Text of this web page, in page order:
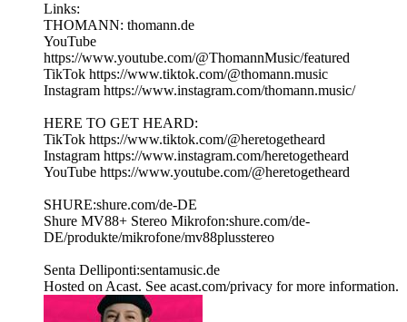
Links:
THOMANN: thomann.de
YouTube
https://www.youtube.com/@ThomannMusic/featured
TikTok https://www.tiktok.com/@thomann.music
Instagram https://www.instagram.com/thomann.music/
HERE TO GET HEARD:
TikTok https://www.tiktok.com/@heretogetheard
Instagram https://www.instagram.com/heretogetheard
YouTube https://www.youtube.com/@heretogetheard
SHURE:shure.com/de-DE
Shure MV88+ Stereo Mikrofon:shure.com/de-
DE/produkte/mikrofone/mv88plusstereo
Senta Delliponti:sentamusic.de
Hosted on Acast. See acast.com/privacy for more information.